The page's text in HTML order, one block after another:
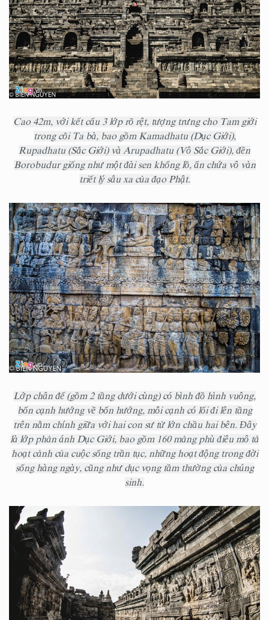
Cao 42m, với kết cấu 3 lớp rõ rệt, tượng trưng cho Tam giới
trong cõi Ta bà, bao gồm Kamadhatu (Dục Giới),
Rupadhatu (Sắc Giới) và Arupadhatu (Vô Sắc Giới), đền
Borobudur giống như một đài sen khổng lồ, ẩn chứa vô vàn
triết lý sâu xa của đạo Phật.
Lớp chân đế (gồm 2 tầng dưới cùng) có bình đồ hình vuông,
bốn cạnh hướng về bốn hướng, mỗi cạnh có lối đi lên tầng
trên nằm chính giữa với hai con sư tử lớn chầu hai bên. Đây
là lớp phản ánh Dục Giới, bao gồm 160 mảng phù điêu mô tả
hoạt cảnh của cuộc sống trần tục, những hoạt động trong đời
sống hàng ngày, cũng như dục vọng tầm thường của chúng
sinh.